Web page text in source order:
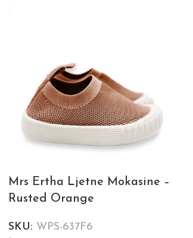
Mrs Ertha Ljetne Mokasine –
Rusted Orange
SKU: WPS-637F6